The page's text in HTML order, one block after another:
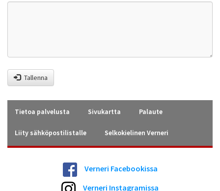
Tallenna
Tietoa palvelusta Sivukartta Palaute
Liity sähköpostilistalle Selkokielinen Verneri
Verneri Facebookissa
Verneri Instagramissa